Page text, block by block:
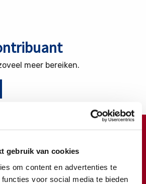
gebruik van cookies
om content en advertenties te
voor social media te bieden
meer bereiken.
we met uw extra gift doen?